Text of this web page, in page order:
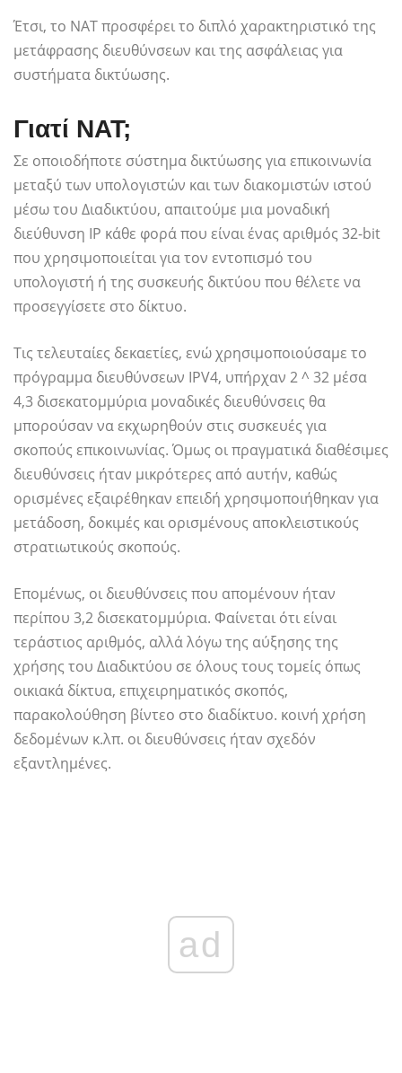
Έτσι, το NAT προσφέρει το διπλό χαρακτηριστικό της
μετάφρασης διευθύνσεων και της ασφάλειας για
συστήματα δικτύωσης.
Γιατί ΝΑΤ;
Σε οποιοδήποτε σύστημα δικτύωσης για επικοινωνία
μεταξύ των υπολογιστών και των διακομιστών ιστού
μέσω του Διαδικτύου, απαιτούμε μια μοναδική
διεύθυνση IP κάθε φορά που είναι ένας αριθμός 32-bit
που χρησιμοποιείται για τον εντοπισμό του
υπολογιστή ή της συσκευής δικτύου που θέλετε να
προσεγγίσετε στο δίκτυο.
Τις τελευταίες δεκαετίες, ενώ χρησιμοποιούσαμε το
πρόγραμμα διευθύνσεων IPV4, υπήρχαν 2 ^ 32 μέσα
4,3 δισεκατομμύρια μοναδικές διευθύνσεις θα
μπορούσαν να εκχωρηθούν στις συσκευές για
σκοπούς επικοινωνίας. Όμως οι πραγματικά διαθέσιμες
διευθύνσεις ήταν μικρότερες από αυτήν, καθώς
ορισμένες εξαιρέθηκαν επειδή χρησιμοποιήθηκαν για
μετάδοση, δοκιμές και ορισμένους αποκλειστικούς
στρατιωτικούς σκοπούς.
Επομένως, οι διευθύνσεις που απομένουν ήταν
περίπου 3,2 δισεκατομμύρια. Φαίνεται ότι είναι
τεράστιος αριθμός, αλλά λόγω της αύξησης της
χρήσης του Διαδικτύου σε όλους τους τομείς όπως
οικιακά δίκτυα, επιχειρηματικός σκοπός,
παρακολούθηση βίντεο στο διαδίκτυο. κοινή χρήση
δεδομένων κ.λπ. οι διευθύνσεις ήταν σχεδόν
εξαντλημένες.
ad